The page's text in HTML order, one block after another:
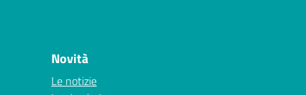
Novità
Le notizie